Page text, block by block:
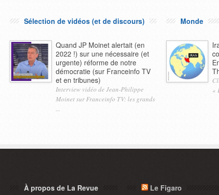
Sélection de vidéos (et de discours)
Quand JP Moinet alertait (en
2022 !) sur une nécessaire (et
urgente) réforme de notre
démocratie (sur Franceinfo TV
et en tribunes)
Interview vidéo de Jean-Philippe
Moinet sur Franceinfo TV: les grands
...
Monde
«
À propos de La Revue Le Figaro